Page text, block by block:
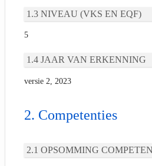
NIVEAU (VKS EN EQF)
5
JAAR VAN ERKENNING
versie 2, 2023
Competenties
OPSOMMING